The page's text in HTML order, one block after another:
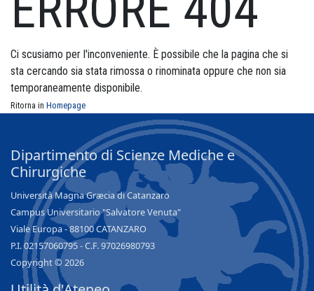
Ci scusiamo per l'inconveniente. È possibile che la pagina che si
sta cercando sia stata rimossa o rinominata oppure che non sia
temporaneamente disponibile.
Ritorna in Homepage
Dipartimento di Scienze Mediche e
Chirurgiche
Università Magna Græcia di Catanzaro
Campus Universitario "Salvatore Venuta"
Viale Europa - 88100 CATANZARO
P.I. 02157060795 - C.F. 97026980793
Copyright © 2026